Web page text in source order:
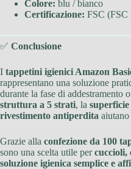
Colore: blu / bianco
Certificazione: FSC (FSC
✅ Conclusione
I tappetini igienici Amazon
rappresentano una soluzione
durante la fase di addestramento
struttura a 5 strati, la
rivestimento antiperdita
Grazie alla confezione da 100
sono una scelta utile percuccioli,
soluzione igienica semplice e